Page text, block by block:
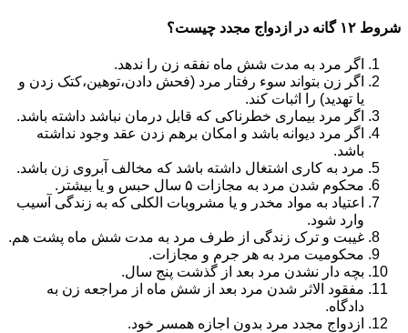
شروط ۱۲ گانه در ازدواج مجدد چیست؟
اگر مرد به مدت شش ماه نفقه زن را ندهد.
اگر زن بتواند سوء رفتار مرد (فحش دادن،توهین،کتک زدن و
یا تهدید) را اثبات کند.
اگر مرد بیماری خطرناکی که قابل درمان نباشد داشته باشد.
اگر مرد دیوانه باشد و امکان برهم زدن عقد وجود نداشته
باشد.
مرد به کاری اشتغال داشته باشد که مخالف آبروی زن باشد.
محکوم شدن مرد به مجازات ۵ سال حبس و یا بیشتر.
اعتیاد به مواد مخدر و یا مشروبات الکلی که به زندگی آسیب
وارد شود.
غیبت و ترک زندگی از طرف مرد به مدت شش ماه پشت هم.
محکومیت مرد به هر جرم و مجازات.
بچه دار نشدن مرد بعد از گذشت پنج سال.
مفقود الاثر شدن مرد بعد از شش ماه از مراجعه زن به
دادگاه.
ازدواج مجدد مرد بدون اجازه همسر خود.